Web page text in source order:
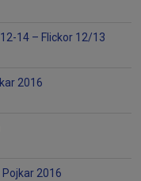
14 – Flickor 12/13
2016
Pojkar 2016